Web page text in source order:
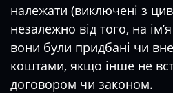
належати (виключені з
незалежно від того, на
вони були придбані чи
коштами, якщо інше не
договором чи законом.